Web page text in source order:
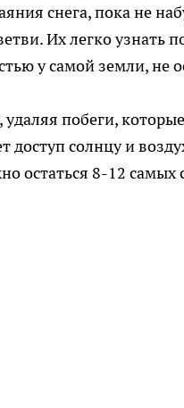
снега, пока не
Их легко узнать
у самой земли, не
удаляя побеги,
доступ солнцу и
остаться 8-12